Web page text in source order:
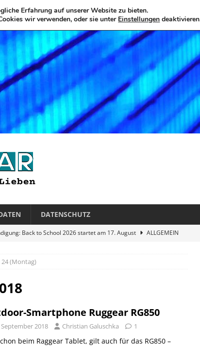
DATENSCHUTZ
Back to School 2026 startet am 17. August
ALLGEMEIN
sparen: Eve Thermostat macht die Fußbodenheizung smart
im Test: Mein Begleiter für Wacken 2026
TELEFON
neue Heimkino Receiver der Cinema Serie 2 vor
24 (Montag)
Smartphone Ruggear RG850
September 2018 Christian Galuschka 1
beim Raggear Tablet, gilt auch für das RG850 –
Erfahrung auf unserer Website zu bieten.
wir verwenden, oder sie unter Einstellungen